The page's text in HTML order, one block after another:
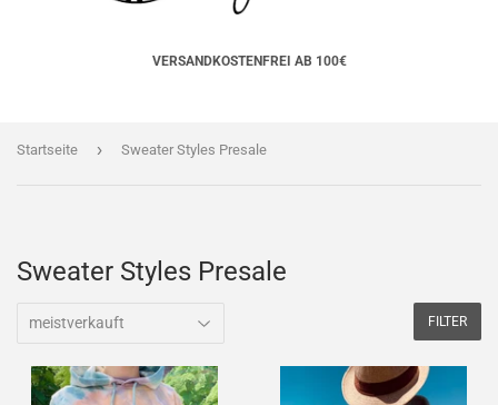
VERSANDKOSTENFREI AB 100€
Startseite › Sweater Styles Presale
Sweater Styles Presale
FILTER